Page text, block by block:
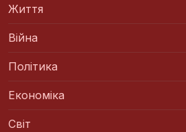
Життя
Війна
Політика
Економіка
Світ